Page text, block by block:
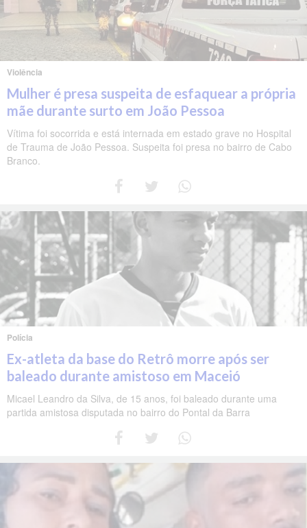
Violência
Mulher é presa suspeita de esfaquear a própria
mãe durante surto em João Pessoa
Vítima foi socorrida e está internada em estado grave no Hospital
de Trauma de João Pessoa. Suspeita foi presa no bairro de Cabo
Branco.
Polícia
Ex-atleta da base do Retrô morre após ser
baleado durante amistoso em Maceió
Micael Leandro da Silva, de 15 anos, foi baleado durante uma
partida amistosa disputada no bairro do Pontal da Barra